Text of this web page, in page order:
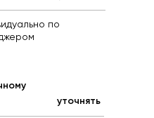
по
уточнять